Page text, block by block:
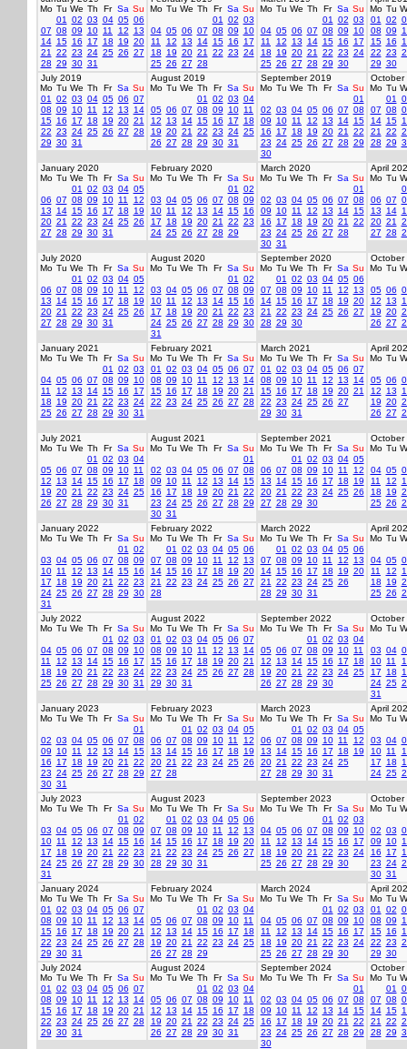
Mo Tu We Th Fr Sa Su
01
02 03 04 05 06
07 08 09 10 11 12
13
14 15 16 17 18 19 20
21
22 23 24 25 26 27
28 29 30 31
Mo Tu We Th Fr Sa Su
01
02 03
04 05 06 07 08 09
10
11
12 13 14 15 16
17
18
19 20 21 22 23 24
25 26 27 28
Mo Tu We Th Fr Sa Su
01
02 03
04 05 06 07 08 09
10
11
12 13 14 15 16
17
18
19 20 21 22 23 24
25 26 27 28 29 30
Mo Tu
01
02
08 09
15 16
22 23
29 30
July 2019
Mo Tu We Th Fr Sa Su
01
02 03 04 05 06 07
08 09 10 11 12 13
14
15 16 17 18 19 20 21
22 23 24 25 26 27 28
29 30 31
August 2019
Mo Tu We Th Fr Sa Su
01
02 03 04
05 06 07 08 09 10 11
12
13 14 15 16 17
18
19 20 21 22 23 24 25
26 27 28 29 30 31
September 2019
Mo Tu We Th Fr Sa Su
01
02 03 04 05 06 07 08
09
10 11 12 13 14 15
16
17 18 19 20 21
22
23 24 25 26 27 28 29
30
October
Mo Tu
01
07 08
14 15
21
22
28 29
January 2020
Mo Tu We Th Fr Sa Su
01
02 03 04 05
06 07 08 09 10 11
12
13
14 15 16 17 18
19
20 21 22 23 24 25 26
27 28 29 30 31
February 2020
Mo Tu We Th Fr Sa Su
01
02
03 04 05 06 07 08 09
10 11 12 13 14 15 16
17
18 19 20 21 22 23
24 25 26 27 28 29
March 2020
Mo Tu We Th Fr Sa Su
01
02 03 04 05 06 07 08
09
10 11 12 13 14 15
16
17 18 19 20 21
22
23 24 25 26 27 28
30 31
April
Mo Tu
06 07
13
14
20 21
27 28
July 2020
Mo Tu We Th Fr Sa Su
01
02 03 04 05
06 07 08 09 10 11
12
13
14 15 16 17 18
19
20 21 22 23 24 25 26
27 28 29 30 31
August 2020
Mo Tu We Th Fr Sa Su
01
02
03 04 05 06 07 08 09
10 11 12 13 14 15 16
17
18 19 20 21 22 23
24 25 26 27 28 29 30
31
September 2020
Mo Tu We Th Fr Sa Su
01
02 03 04 05 06
07 08 09 10 11 12
13
14 15 16 17 18 19 20
21
22 23 24 25 26 27
28 29 30
October
Mo Tu
05 06
12
13
19 20
26 27
January 2021
Mo Tu We Th Fr Sa Su
01
02 03
04 05 06 07 08 09
10
11
12 13 14 15 16
17
18
19 20 21 22 23 24
25 26 27 28 29 30 31
February 2021
Mo Tu We Th Fr Sa Su
01
02 03 04 05 06 07
08 09 10 11 12 13
14
15 16 17 18 19 20 21
22 23 24 25 26 27 28
March 2021
Mo Tu We Th Fr Sa Su
01
02 03 04 05 06 07
08 09 10 11 12 13
14
15 16 17 18 19 20 21
22 23 24 25 26 27
29 30 31
April
Mo Tu
05 06
12
13
19 20
26 27
July 2021
Mo Tu We Th Fr Sa Su
01
02 03 04
05 06 07 08 09 10 11
12
13 14 15 16 17
18
19 20 21 22 23 24 25
26 27 28 29 30 31
August 2021
Mo Tu We Th Fr Sa Su
01
02 03 04 05 06 07 08
09
10 11 12 13 14 15
16
17 18 19 20 21
22
23 24 25 26 27 28 29
30 31
September 2021
Mo Tu We Th Fr Sa Su
01
02 03 04 05
06 07 08 09 10 11
12
13
14 15 16 17 18
19
20 21 22 23 24 25 26
27 28 29 30
October
Mo Tu
04 05
11
12
18
19
25 26
January 2022
Mo Tu We Th Fr Sa Su
01
02
03 04 05 06 07 08 09
10 11 12 13 14 15 16
17
18 19 20 21 22 23
24 25 26 27 28 29 30
31
February 2022
Mo Tu We Th Fr Sa Su
01
02 03 04 05 06
07 08 09 10 11 12
13
14 15 16 17 18 19 20
21
22 23 24 25 26 27
28
March 2022
Mo Tu We Th Fr Sa Su
01
02 03 04 05 06
07 08 09 10 11 12
13
14 15 16 17 18 19 20
21
22 23 24 25 26
28 29 30 31
April
Mo Tu
04 05
11
12
18
19
25 26
July 2022
Mo Tu We Th Fr Sa Su
01
02 03
04 05 06 07 08 09
10
11
12 13 14 15 16
17
18
19 20 21 22 23 24
25 26 27 28 29 30 31
August 2022
Mo Tu We Th Fr Sa Su
01
02 03 04 05 06 07
08 09 10 11 12 13
14
15 16 17 18 19 20 21
22 23 24 25 26 27 28
29 30 31
September 2022
Mo Tu We Th Fr Sa Su
01
02 03 04
05 06 07 08 09 10 11
12
13 14 15 16 17
18
19 20 21 22 23 24 25
26 27 28 29 30
October
Mo Tu
03 04
10 11
17
18
24 25
31
January 2023
Mo Tu We Th Fr Sa Su
01
02 03 04 05 06 07 08
09
10 11 12 13 14 15
16
17 18 19 20 21
22
23 24 25 26 27 28 29
30 31
February 2023
Mo Tu We Th Fr Sa Su
01
02 03 04 05
06 07 08 09 10 11
12
13
14 15 16 17 18
19
20 21 22 23 24 25 26
27 28
March 2023
Mo Tu We Th Fr Sa Su
01
02 03 04 05
06 07 08 09 10 11
12
13
14 15 16 17 18
19
20 21 22 23 24 25
27 28 29 30 31
April
Mo Tu
03 04
10 11
17
18
24 25
July 2023
Mo Tu We Th Fr Sa Su
01
02
03 04 05 06 07 08 09
10 11 12 13 14 15 16
17
18 19 20 21 22 23
24 25 26 27 28 29 30
31
August 2023
Mo Tu We Th Fr Sa Su
01
02 03 04 05 06
07 08 09 10 11 12
13
14 15 16 17 18 19 20
21
22 23 24 25 26 27
28 29 30 31
September 2023
Mo Tu We Th Fr Sa Su
01
02 03
04 05 06 07 08 09
10
11
12 13 14 15 16
17
18
19 20 21 22 23 24
25 26 27 28 29 30
October
Mo Tu
02 03
09
10
16
17
23 24
30 31
January 2024
Mo Tu We Th Fr Sa Su
01
02 03 04 05 06 07
08 09 10 11 12 13
14
15 16 17 18 19 20 21
22 23 24 25 26 27 28
29 30 31
February 2024
Mo Tu We Th Fr Sa Su
01
02 03 04
05 06 07 08 09 10 11
12
13 14 15 16 17
18
19 20 21 22 23 24 25
26 27 28 29
March 2024
Mo Tu We Th Fr Sa Su
01
02 03
04 05 06 07 08 09
10
11
12 13 14 15 16
17
18
19 20 21 22 23 24
25 26 27 28 29 30
April
Mo Tu
01
02
08 09
15 16
22 23
29 30
July 2024
Mo Tu We Th Fr Sa Su
01
02 03 04 05 06 07
08 09 10 11 12 13
14
15 16 17 18 19 20 21
22 23 24 25 26 27 28
29 30 31
August 2024
Mo Tu We Th Fr Sa Su
01
02 03 04
05 06 07 08 09 10 11
12
13 14 15 16 17
18
19 20 21 22 23 24 25
26 27 28 29 30 31
September 2024
Mo Tu We Th Fr Sa Su
01
02 03 04 05 06 07 08
09
10 11 12 13 14 15
16
17 18 19 20 21
22
23 24 25 26 27 28 29
30
October
Mo Tu
01
07 08
14 15
21
22
28 29